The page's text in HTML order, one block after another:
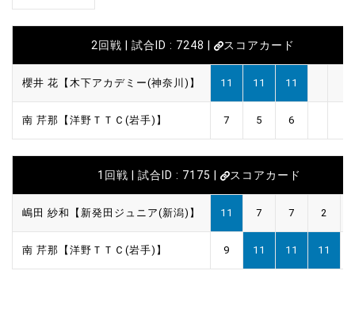
2回戦 | 試合ID : 7248 | スコアカード
櫻井 花【木下アカデミー(神奈川)】 11 11 11
南 芹那【洋野ＴＴＣ(岩手)】 7 5 6
1回戦 | 試合ID : 7175 | スコアカード
嶋田 紗和【新発田ジュニア(新潟)】 11 7 7 2
南 芹那【洋野ＴＴＣ(岩手)】 9 11 11 11